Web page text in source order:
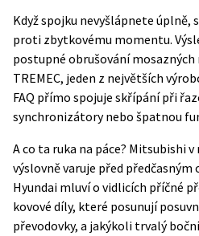
Když spojku nevyšlápnete
proti zbytkovému momentu.
postupné obrušování mosazných
TREMEC, jeden z největších
FAQ přímo spojuje skřípání při
synchronizátory nebo špatnou
A co ta ruka na páce? Mitsubishi
výslovně varuje před
Hyundai mluví o vidlicích příčné
kovové díly, které posunují
převodovky, a jakýkoli trvalý